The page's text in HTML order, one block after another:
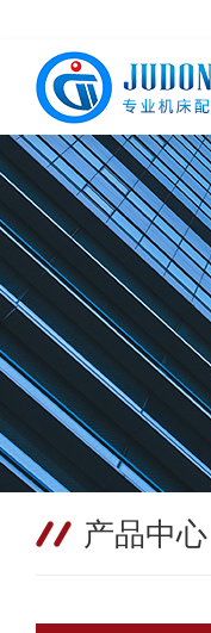
产品中心